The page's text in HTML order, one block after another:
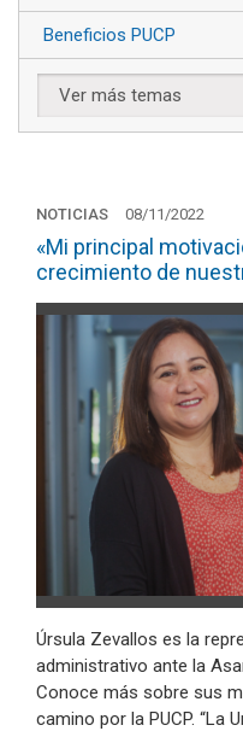
Beneficios PUCP
NOTICIAS 08/11/2022
«Mi principal
crecimiento de
Úrsula Zevallos es la
administrativo ante la
Conoce más sobre sus
camino por la PUCP. “La